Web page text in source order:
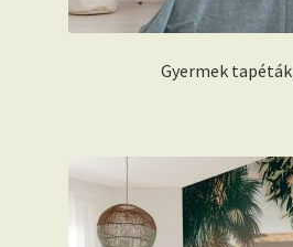
Gyermek tapéták